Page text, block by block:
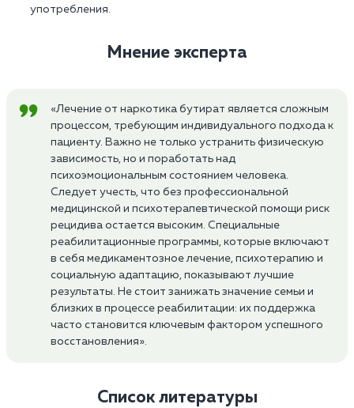
употребления.
Мнение эксперта
«Лечение от наркотика бутират является сложным
процессом, требующим индивидуального подхода к
пациенту. Важно не только устранить физическую
зависимость, но и поработать над
психоэмоциональным состоянием человека.
Следует учесть, что без профессиональной
медицинской и психотерапевтической помощи риск
рецидива остается высоким. Специальные
реабилитационные программы, которые включают
в себя медикаментозное лечение, психотерапию и
социальную адаптацию, показывают лучшие
результаты. Не стоит занижать значение семьи и
близких в процессе реабилитации: их поддержка
часто становится ключевым фактором успешного
восстановления».
Список литературы